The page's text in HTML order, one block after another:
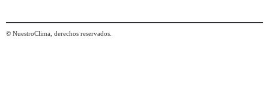
© NuestroClima, derechos reservados.